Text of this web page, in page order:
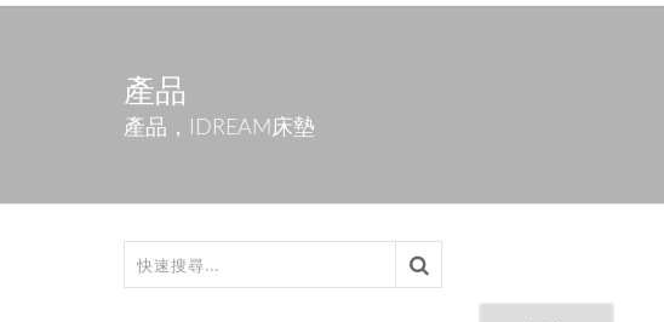
產品
產品，IDREAM床墊